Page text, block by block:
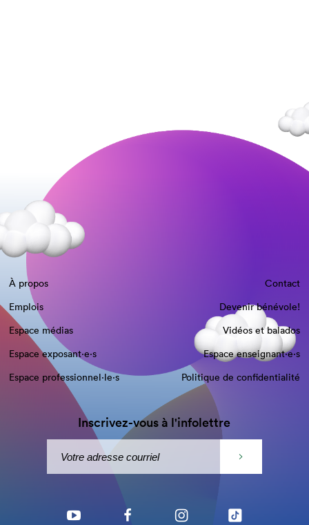
À propos
Contact
Emplois
Devenir bénévole!
Espace médias
Vidéos et balados
Espace exposant·e⋅s
Espace enseignant·e⋅s
Espace professionnel·le⋅s
Politique de confidentialité
Inscrivez-vous à l'infolettre